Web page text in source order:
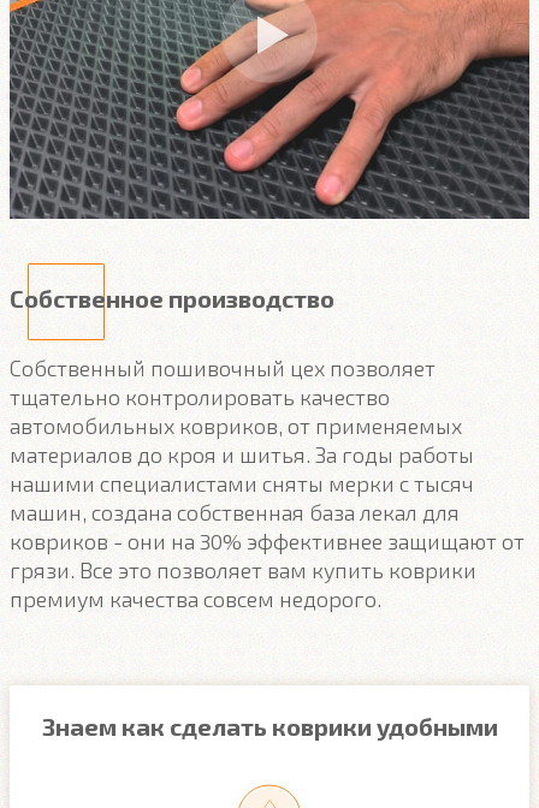
Собственное производство
Собственный пошивочный цех позволяет
тщательно контролировать качество
автомобильных ковриков, от применяемых
материалов до кроя и шитья. За годы работы
нашими специалистами сняты мерки с тысяч
машин, создана собственная база лекал для
ковриков - они на 30% эффективнее защищают от
грязи. Все это позволяет вам купить коврики
премиум качества совсем недорого.
Знаем как сделать коврики удобными